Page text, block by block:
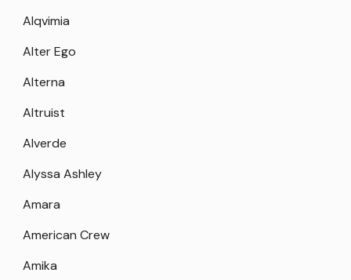
Alqvimia
Alter Ego
Alterna
Altruist
Alverde
Alyssa Ashley
Amara
American Crew
Amika